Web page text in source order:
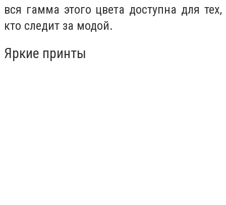
вся гамма этого цвета доступна для тех,
кто следит за модой.
Яркие принты